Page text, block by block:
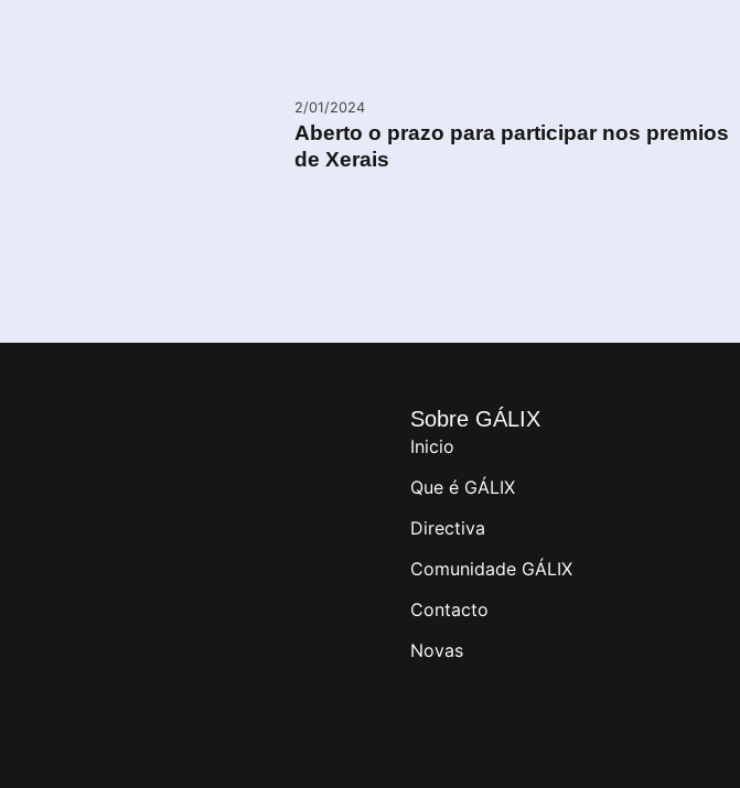
2/01/2024
Aberto o prazo para participar nos premios
de Xerais
Sobre GÁLIX
Inicio
Que é GÁLIX
Directiva
Comunidade GÁLIX
Contacto
Novas